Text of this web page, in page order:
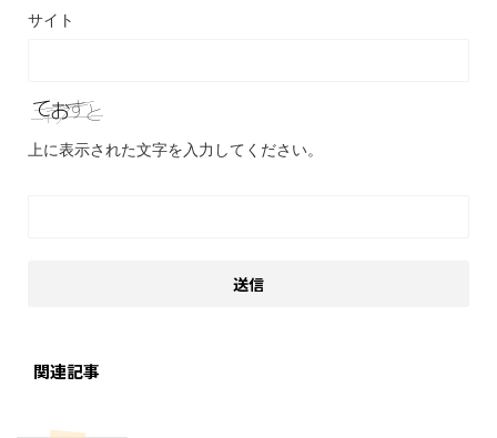
サイト
上に表示された文字を入力してください。
関連記事